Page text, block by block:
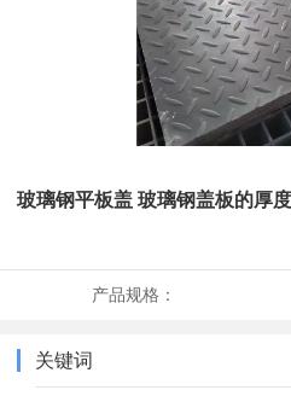
玻璃钢平板盖 玻璃钢盖板的厚度
产品规格：
关键词